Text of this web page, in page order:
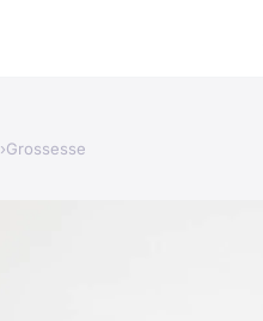
›Grossesse